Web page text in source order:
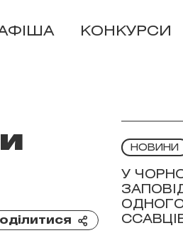
КОНКУРСИ
НОВИНИ
У